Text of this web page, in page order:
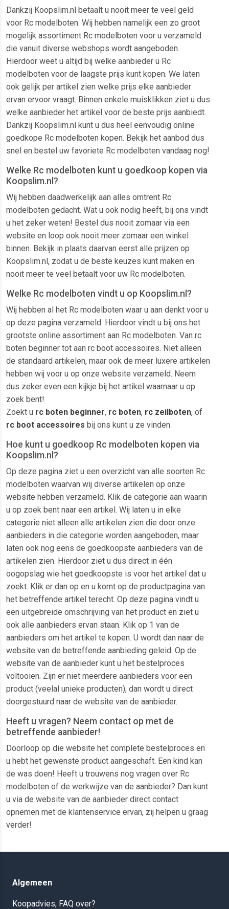
Dankzij Koopslim.nl betaalt u nooit meer te veel geld
voor Rc modelboten. Wij hebben namelijk een zo groot
mogelijk assortiment Rc modelboten voor u verzameld
die vanuit diverse webshops wordt aangeboden.
Hierdoor weet u altijd bij welke aanbieder u Rc
modelboten voor de laagste prijs kunt kopen. We laten
ook gelijk per artikel zien welke prijs elke aanbieder
ervan ervoor vraagt. Binnen enkele muisklikken ziet u dus
welke aanbieder het artikel voor de beste prijs aanbiedt.
Dankzij Koopslim.nl kunt u dus heel eenvoudig online
goedkope Rc modelboten kopen. Bekijk het aanbod dus
snel en bestel uw favoriete Rc modelboten vandaag nog!
Welke Rc modelboten kunt u goedkoop kopen via
Koopslim.nl?
Wij hebben daadwerkelijk aan alles omtrent Rc
modelboten gedacht. Wat u ook nodig heeft, bij ons vindt
u het zeker weten! Bestel dus nooit zomaar via een
website en loop ook nooit meer zomaar een winkel
binnen. Bekijk in plaats daarvan eerst alle prijzen op
Koopslim.nl, zodat u de beste keuzes kunt maken en
nooit meer te veel betaalt voor uw Rc modelboten.
Welke Rc modelboten vindt u op Koopslim.nl?
Wij hebben al het Rc modelboten waar u aan denkt voor u
op deze pagina verzameld. Hierdoor vindt u bij ons het
grootste online assortiment aan Rc modelboten. Van rc
boten beginner tot aan rc boot accessoires. Niet alleen
de standaard artikelen, maar ook de meer luxere artikelen
hebben wij voor u op onze website verzameld. Neem
dus zeker even een kijkje bij het artikel waarnaar u op
zoek bent!
Zoekt u rc boten beginner, rc boten, rc zeilboten, of
rc boot accessoires bij ons kunt u ze vinden.
Hoe kunt u goedkoop Rc modelboten kopen via
Koopslim.nl?
Op deze pagina ziet u een overzicht van alle soorten Rc
modelboten waarvan wij diverse artikelen op onze
website hebben verzameld. Klik de categorie aan waarin
u op zoek bent naar een artikel. Wij laten u in elke
categorie niet alleen alle artikelen zien die door onze
aanbieders in die categorie worden aangeboden, maar
laten ook nog eens de goedkoopste aanbieders van de
artikelen zien. Hierdoor ziet u dus direct in één
oogopslag wie het goedkoopste is voor het artikel dat u
zoekt. Klik er dan op en u komt op de productpagina van
het betreffende artikel terecht. Op deze pagina vindt u
een uitgebreide omschrijving van het product en ziet u
ook alle aanbieders ervan staan. Klik op 1 van de
aanbieders om het artikel te kopen. U wordt dan naar de
website van de betreffende aanbieding geleid. Op de
website van de aanbieder kunt u het bestelproces
voltooien. Zijn er niet meerdere aanbieders voor een
product (veelal unieke producten), dan wordt u direct
doorgestuurd naar de website van de aanbieder.
Heeft u vragen? Neem contact op met de
betreffende aanbieder!
Doorloop op die website het complete bestelproces en
u hebt het gewenste product aangeschaft. Een kind kan
de was doen! Heeft u trouwens nog vragen over Rc
modelboten of de werkwijze van de aanbieder? Dan kunt
u via de website van de aanbieder direct contact
opnemen met de klantenservice ervan, zij helpen u graag
verder!
Algemeen
Koopadvies, FAQ over?